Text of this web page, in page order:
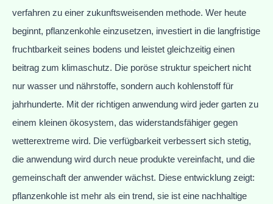
verfahren zu einer zukunftsweisenden methode. Wer heute
beginnt, pflanzenkohle einzusetzen, investiert in die langfristige
fruchtbarkeit seines bodens und leistet gleichzeitig einen
beitrag zum klimaschutz. Die poröse struktur speichert nicht
nur wasser und nährstoffe, sondern auch kohlenstoff für
jahrhunderte. Mit der richtigen anwendung wird jeder garten zu
einem kleinen ökosystem, das widerstandsfähiger gegen
wetterextreme wird. Die verfügbarkeit verbessert sich stetig,
die anwendung wird durch neue produkte vereinfacht, und die
gemeinschaft der anwender wächst. Diese entwicklung zeigt:
pflanzenkohle ist mehr als ein trend, sie ist eine nachhaltige